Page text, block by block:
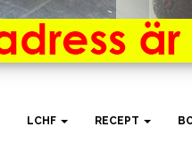
LCHF RECEPT